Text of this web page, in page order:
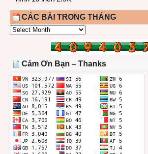
CÁC BÀI TRONG THÁNG
CÁC
THÁNG
Cảm Ơn Bạn – Thanks